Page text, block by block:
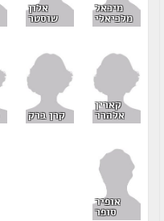
מיכאל
מלכיאלי
אלון
שוסטר
קארין
אלהרר קרן ברק
אופיר
סופר